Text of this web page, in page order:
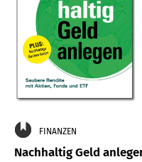
FINANZEN
Nachhaltig Geld